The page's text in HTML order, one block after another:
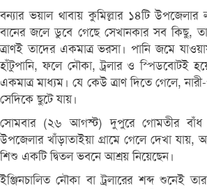
বন্যার ভয়াল থাবায় কুমিল্লার ১৪টি উপজেলার
বানের জলে ডুবে গেছে সেখানকার সব কিছু,
ত্রাণই তাদের একমাত্র ভরসা। পানি জমে
হাঁটুপানি, ফলে নৌকা, ট্রলার ও স্পিডবোটই
একমাত্র মাধ্যম। যে কেউ ত্রাণ দিতে গেলে,
সেদিকে ছুটে যায়।
সোমবার (২৬ আগস্ট) দুপুরে গোমতীর বাঁধ
উপজেলার খাঁড়াতাইয়া গ্রামে গেলে দেখা যায়,
শিশু একটি দ্বিতল ভবনে আশ্রয় নিয়েছেন।
ইঞ্জিনচালিত নৌকা বা ট্রলারের শব্দ শুনেই